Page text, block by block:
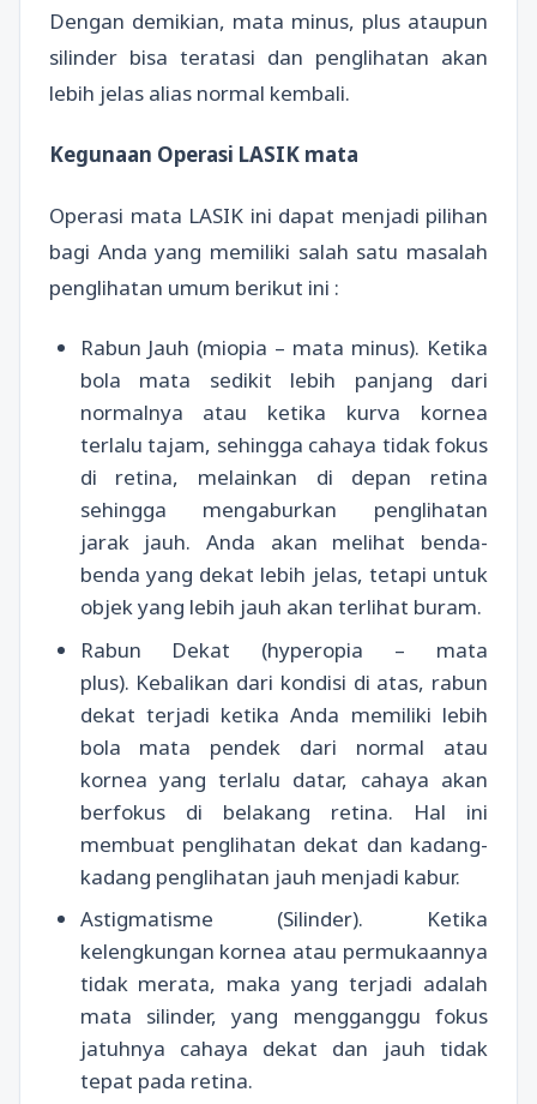
Dengan demikian, mata minus, plus ataupun
silinder bisa teratasi dan penglihatan akan
lebih jelas alias normal kembali.
Kegunaan Operasi LASIK mata
Operasi mata LASIK ini dapat menjadi pilihan
bagi Anda yang memiliki salah satu masalah
penglihatan umum berikut ini :
Rabun Jauh (miopia – mata minus). Ketika
bola mata sedikit lebih panjang dari
normalnya atau ketika kurva kornea
terlalu tajam, sehingga cahaya tidak fokus
di retina, melainkan di depan retina
sehingga mengaburkan penglihatan
jarak jauh. Anda akan melihat benda-
benda yang dekat lebih jelas, tetapi untuk
objek yang lebih jauh akan terlihat buram.
Rabun Dekat (hyperopia – mata
plus). Kebalikan dari kondisi di atas, rabun
dekat terjadi ketika Anda memiliki lebih
bola mata pendek dari normal atau
kornea yang terlalu datar, cahaya akan
berfokus di belakang retina. Hal ini
membuat penglihatan dekat dan kadang-
kadang penglihatan jauh menjadi kabur.
Astigmatisme (Silinder). Ketika
kelengkungan kornea atau permukaannya
tidak merata, maka yang terjadi adalah
mata silinder, yang mengganggu fokus
jatuhnya cahaya dekat dan jauh tidak
tepat pada retina.